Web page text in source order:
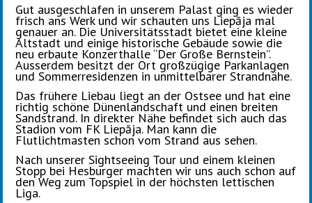
Gut ausgeschlafen in unserem Palast ging es wieder
frisch ans Werk und wir schauten uns Liepāja mal
genauer an. Die Universitätsstadt bietet eine kleine
Altstadt und einige historische Gebäude sowie die
neu erbaute Konzerthalle “Der Große Bernstein”.
Ausserdem besitzt der Ort großzügige Parkanlagen
und Sommerresidenzen in unmittelbarer Strandnähe.
Das frühere Liebau liegt an der Ostsee und hat eine
richtig schöne Dünenlandschaft und einen breiten
Sandstrand. In direkter Nähe befindet sich auch das
Stadion vom FK Liepāja. Man kann die
Flutlichtmasten schon vom Strand aus sehen.
Nach unserer Sightseeing Tour und einem kleinen
Stopp bei Hesburger machten wir uns auch schon auf
den Weg zum Topspiel in der höchsten lettischen
Liga.